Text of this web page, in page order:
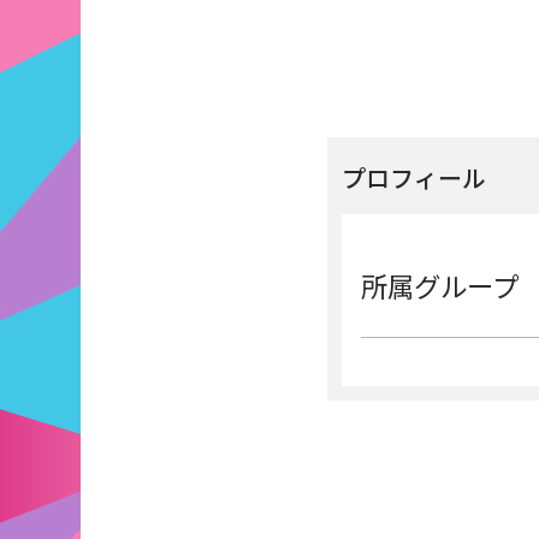
プロフィール
所属グループ